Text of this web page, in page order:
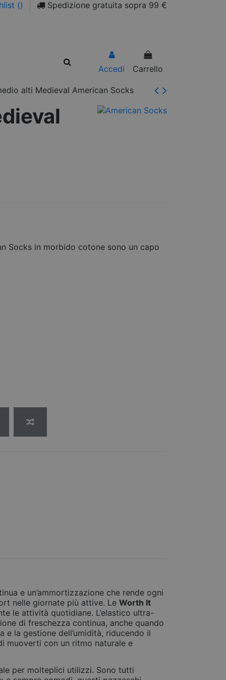
()
Spedizione gratuita sopra 99 €
Accedi Carrello
alti Medieval American Socks
Socks in morbido cotone sono un capo
e un’ammortizzazione che rende ogni
nelle giornate più attive. Le Worth It
le attività quotidiane. L’elastico ultra-
di freschezza continua, anche quando
la gestione dell’umidità, riducendo il
muoverti con un ritmo naturale e
per molteplici utilizzi. Sono tutti